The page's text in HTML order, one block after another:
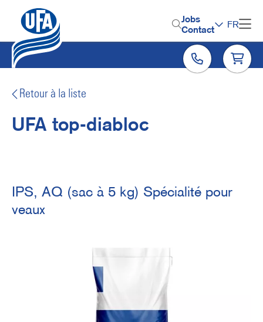
contenu
principal
H
e
a
d
u
Jobs
Contact
FR
Retour à la liste
UFA top-diabloc
IPS, AQ (sac à 5 kg) Spécialité pour
veaux